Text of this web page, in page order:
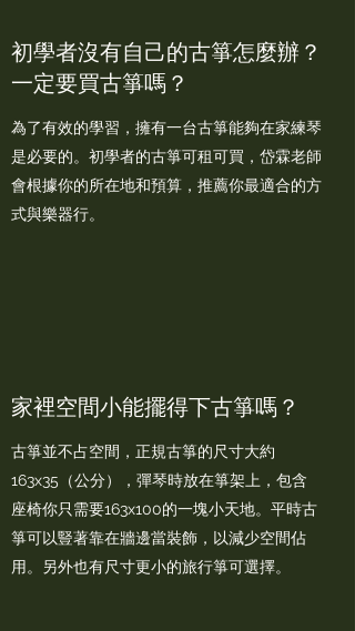
初學者沒有自己的古箏怎麼辦？
一定要買古箏嗎？
為了有效的學習，擁有一台古箏能夠在家練琴
是必要的。初學者的古箏可租可買，岱霖老師
會根據你的所在地和預算，推薦你最適合的方
式與樂器行。
家裡空間小能擺得下古箏嗎？
古箏並不占空間，正規古箏的尺寸大約
163x35（公分），彈琴時放在箏架上，包含
座椅你只需要163x100的一塊小天地。平時古
箏可以豎著靠在牆邊當裝飾，以減少空間佔
用。另外也有尺寸更小的旅行箏可選擇。